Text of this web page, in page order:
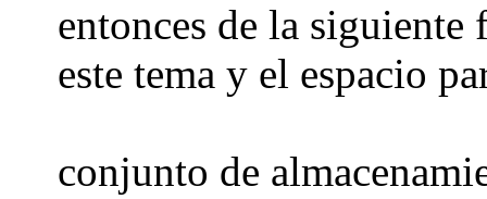
entonces de la
este tema y el espacio
conjunto de